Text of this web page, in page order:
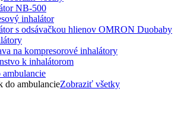
inhalátor
k inhalátorom
do ambulancieZobraziť všetky